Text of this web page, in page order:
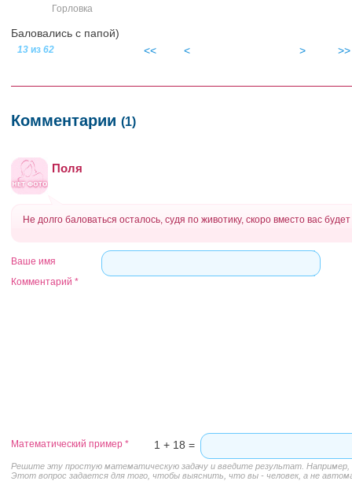
Горловка
Баловались с папой)
13 из 62 << < > >>
Комментарии (1)
Поля
Не долго баловаться осталось, судя по животику, скоро вместо вас
Ваше имя
Комментарий *
Этот вопрос задается для того, чтобы выяснить, что вы - человек, а не
Математический пример * 1 + 18 =
Решите эту простую математическую задачу и введите результат. Например,